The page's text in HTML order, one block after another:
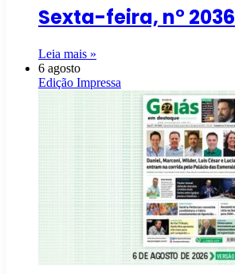
Sexta-feira, n° 2036
Leia mais »
6 agosto
Edição Impressa